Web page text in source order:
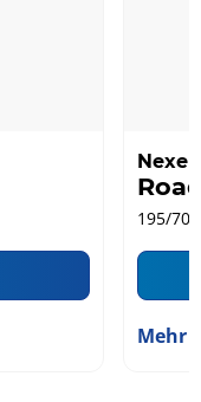
Nexen
195/70
Mehr